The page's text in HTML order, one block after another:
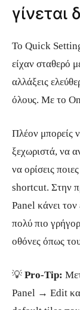
γίνεται
Το Quick
είχαν σταθερό
αλλάξεις
όλους. Με το
Πλέον μπορείς
ξεχωριστά, να
να ορίσεις
shortcut. Στην
Panel κάνει
πολύ πιο
οθόνες όπως
💡 Pro-Tip:
Panel → Edit